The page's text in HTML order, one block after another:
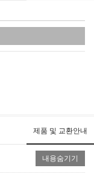
제품 및 교환안내
내용숨기기